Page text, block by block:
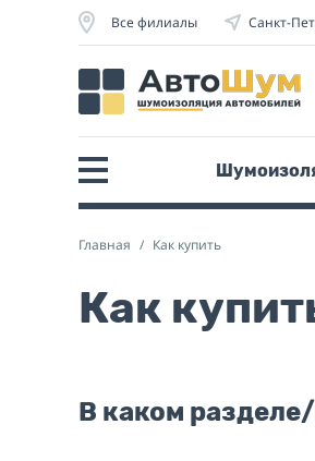
Все филиалы Санкт-
Главная Как купить
Как
В каком